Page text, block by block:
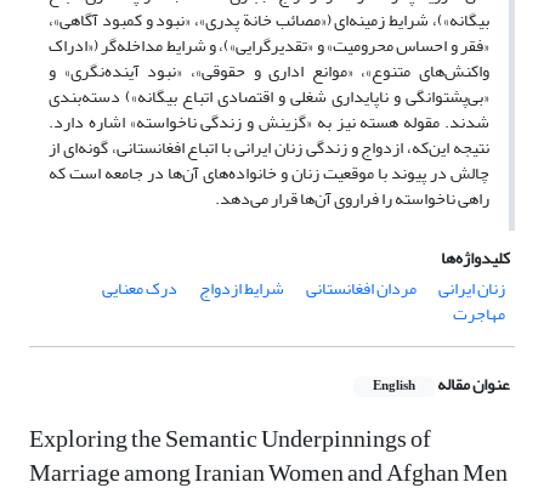
بیگانه»)، شرایط زمینه‌ای («مصائب خانة پدری»، «نبود و کمبود آگاهی»،
«فقر و احساس محرومیت» و «تقدیرگرایی»)، و شرایط مداخله‌‌گر («ادراک
واکنش‌های متنوع»، «موانع اداری و حقوقی»، «نبود آینده‌نگری» و
«بی‌پشتوانگی و ناپایداری شغلی و اقتصادی اتباع بیگانه») دسته‌بندی
شدند. مقوله هسته نیز به «گزینش و زندگی ناخواسته» اشاره دارد.
نتیجه این‌که، ازدواج و زندگی زنان ایرانی با اتباع افغانستانی، گونه‌ای از
چالش در پیوند با موقعیت زنان و خانواده‌های آن‌ها در جامعه است که
راهی ناخواسته را فراروی آن‌ها قرار می‌دهد.
کلیدواژه‌ها
زنان ایرانی
مردان افغانستانی شرایط ازدواج درک معنایی
مهاجرت
عنوان مقاله English
Exploring the Semantic Underpinnings of
Marriage among Iranian Women and Afghan Men